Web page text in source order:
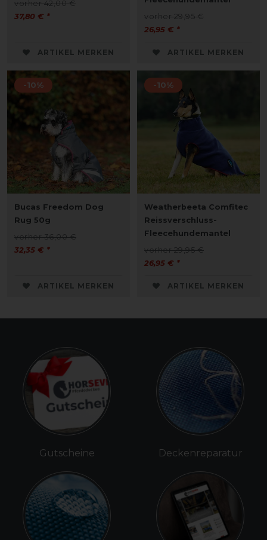
vorher 42,00 €
37,80 € *
ARTIKEL MERKEN
vorher 29,95 €
26,95 € *
ARTIKEL MERKEN
-10%
Bucas Freedom Dog
Rug 50g
vorher 36,00 €
32,35 € *
ARTIKEL MERKEN
-10%
Weatherbeeta Comfitec
Reissverschluss-
Fleecehundemantel
vorher 29,95 €
26,95 € *
ARTIKEL MERKEN
Gutscheine Deckenreparatur